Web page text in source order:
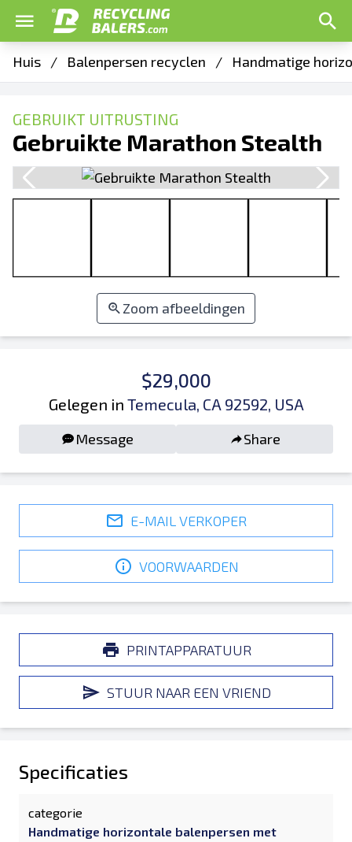
Huis / Balenpersen recyclen / Handmatige
GEBRUIKT UITRUSTING
Gebruikte Marathon Stealth
Zoom afbeeldingen
$29,000
Gelegen in Temecula, CA 92592, USA
Message Share
E-MAIL VERKOPER
VOORWAARDEN
PRINTAPPARATUUR
STUUR NAAR EEN VRIEND
Specificaties
categorie
Handmatige horizontale balenpersen met